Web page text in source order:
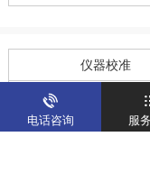
仪器校准
制造仪器校准解决
关于我们
电话咨询 服